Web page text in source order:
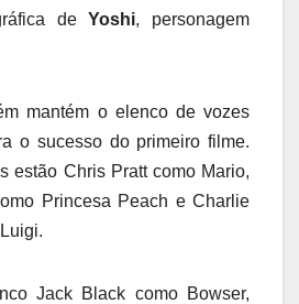
deYoshi, personagem
mantém o elenco de vozes
o sucesso do primeiro filme.
estão Chris Pratt como Mario,
Princesa Peach e Charlie
Jack Black como Bowser,